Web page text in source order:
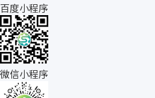
百度小程序
微信小程序